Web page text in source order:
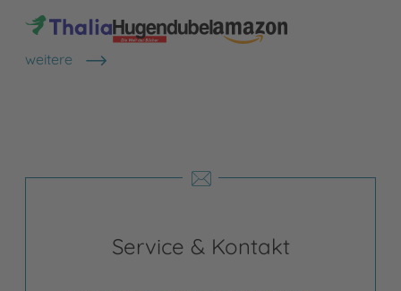
weitere
Shops anzeigen
Service & Kontakt